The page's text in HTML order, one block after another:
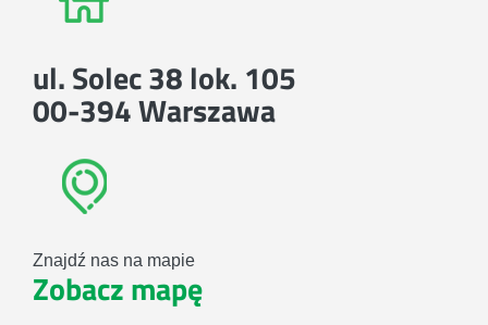
ul. Solec 38 lok. 105
00-394 Warszawa
Znajdź nas na mapie
Zobacz mapę